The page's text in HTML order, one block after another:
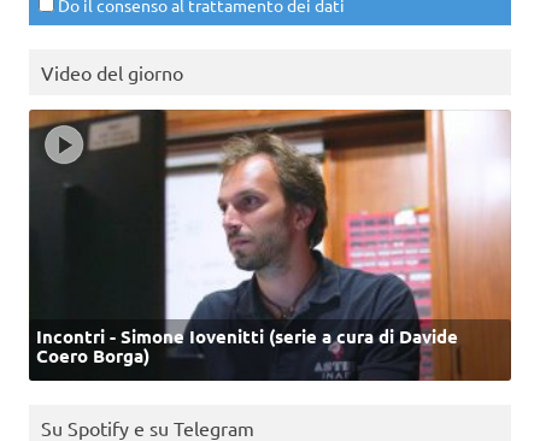
Do il consenso al trattamento dei dati
Video del giorno
Incontri - Simone Iovenitti (serie a cura di Davide
Coero Borga)
Su Spotify e su Telegram